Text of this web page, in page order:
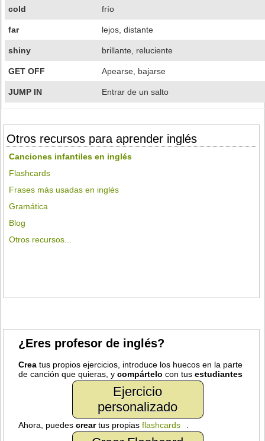
cold frío
far lejos, distante
shiny brillante, reluciente
GET OFF Apearse, bajarse
JUMP IN Entrar de un salto
Otros recursos para aprender inglés
Canciones infantiles en inglés
Flashcards
Frases más usadas en inglés
Gramática
Blog
Otros recursos...
¿Eres profesor de inglés?
Crea tus propios ejercicios, introduce los huecos en la parte
de canción que quieras, ycompártelo con tusestudiantes
Ejercicio
personalizado
Ahora, puedescreartus propiasflashcards